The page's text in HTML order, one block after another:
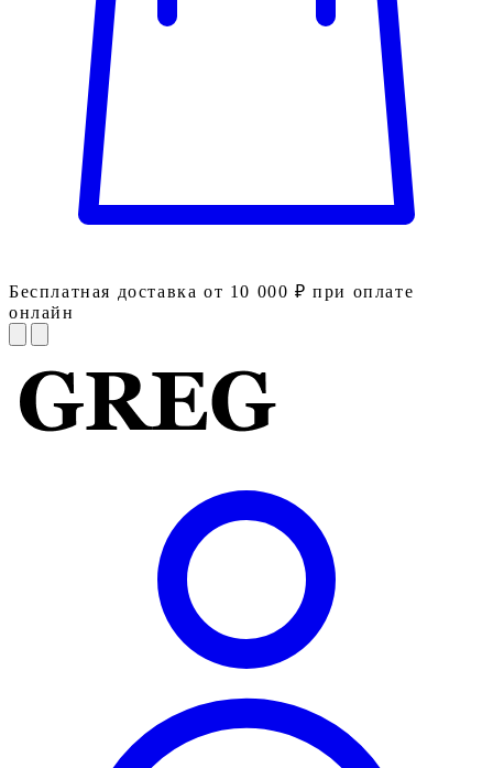
Бесплатная доставка от 10 000 ₽ при оплате
онлайн